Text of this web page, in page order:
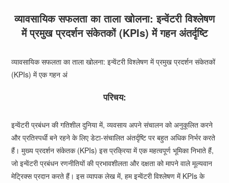
व्यावसायिक सफलता का ताला खोलना: इन्वेंटरी विश्लेषण
में प्रमुख प्रदर्शन संकेतकों (KPIs) में गहन अंतर्दृष्टि
व्यावसायिक सफलता का ताला खोलना: इन्वेंटरी विश्लेषण में प्रमुख प्रदर्शन संकेतकों
(KPIs) में एक गहन अं
परिचय:
इन्वेंटरी प्रबंधन की गतिशील दुनिया में, व्यवसाय अपने संचालन को अनुकूलित करने
और प्रतिस्पर्धी बने रहने के लिए डेटा-संचालित अंतर्दृष्टि पर बहुत अधिक निर्भर करते
हैं। मुख्य प्रदर्शन संकेतक (KPIs) इस प्रक्रिया में एक महत्वपूर्ण भूमिका निभाते हैं,
जो इन्वेंटरी प्रबंधन रणनीतियों की प्रभावशीलता और दक्षता को मापने वाले मूल्यवान
मेट्रिक्स प्रदान करते हैं। इस व्यापक लेख में, हम इन्वेंटरी विश्लेषण में KPIs के